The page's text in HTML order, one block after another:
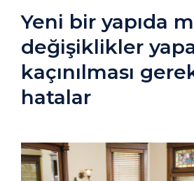
Yeni bir yapıda
değişiklikler
kaçınılması
hatalar